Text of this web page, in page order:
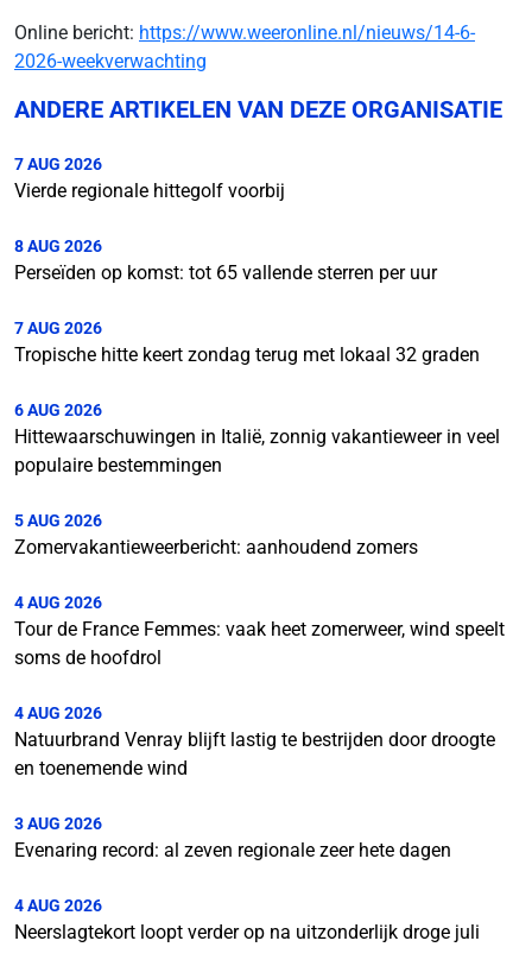
Online bericht: https://www.weeronline.nl/nieuws/14-6-
2026-weekverwachting
ANDERE ARTIKELEN VAN DEZE ORGANISATIE
7 AUG 2026
Vierde regionale hittegolf voorbij
8 AUG 2026
Perseïden op komst: tot 65 vallende sterren per uur
7 AUG 2026
Tropische hitte keert zondag terug met lokaal 32 graden
6 AUG 2026
Hittewaarschuwingen in Italië, zonnig vakantieweer in veel
populaire bestemmingen
5 AUG 2026
Zomervakantieweerbericht: aanhoudend zomers
4 AUG 2026
Tour de France Femmes: vaak heet zomerweer, wind speelt
soms de hoofdrol
4 AUG 2026
Natuurbrand Venray blijft lastig te bestrijden door droogte
en toenemende wind
3 AUG 2026
Evenaring record: al zeven regionale zeer hete dagen
4 AUG 2026
Neerslagtekort loopt verder op na uitzonderlijk droge juli